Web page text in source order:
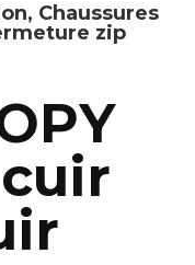
, Chaussures
zip